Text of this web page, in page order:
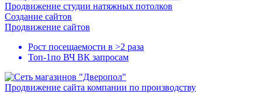
Продвижение студии натяжных потолков
Создание сайтов
Продвижение сайтов
Рост посещаемости в >2 раза
Топ-1по ВЧ ВК запросам
Продвижение сайта компании по производству